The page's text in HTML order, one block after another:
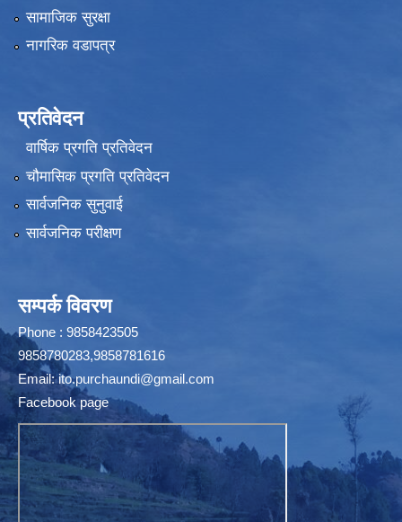
सामाजिक सुरक्षा
नागरिक वडापत्र
प्रतिवेदन
वार्षिक प्रगति प्रतिवेदन
चौमासिक प्रगति प्रतिवेदन
सार्वजनिक सुनुवाई
सार्वजनिक परीक्षण
सम्पर्क विवरण
Phone : 9858423505
9858780283,9858781616
Email:ito.purchaundi@gmail.com
Facebook page